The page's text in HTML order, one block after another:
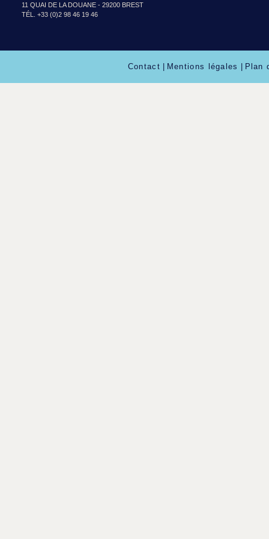
11 QUAI DE LA DOUANE - 29200 BREST
TÉL. +33 (0)2 98 46 19 46
Contact Mentions légales Plan